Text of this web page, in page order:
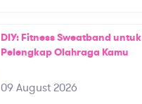
DIY: Fitness Sweatband untuk
Pelengkap Olahraga Kamu
09 August 2026